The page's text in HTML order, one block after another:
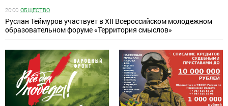
20:00 ОБЩЕСТВО
Руслан Теймуров участвует в XII Всероссийском молодежном
образовательном форуме «Территория смыслов»